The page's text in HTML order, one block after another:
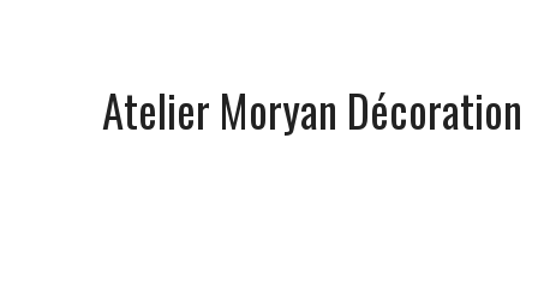
Atelier Moryan Décoration